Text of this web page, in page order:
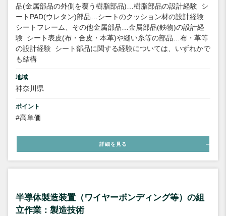
品(金属部品の外側を覆う樹脂部品)…樹脂部品の設計経験 シ
ートPAD(ウレタン)部品…シートのクッション材の設計経験
シートフレーム、その他金属部品…金属部品(鉄物)の設計経
験 シート表皮(布・合皮・本革)や縫い糸等の部品…布・革等
の設計経験 シート部品に関する経験については、いずれかで
も結構
地域
神奈川県
ポイント
#高単価
詳細を見る
半導体製造装置（ワイヤーボンディング等）の組
立作業：製造技術